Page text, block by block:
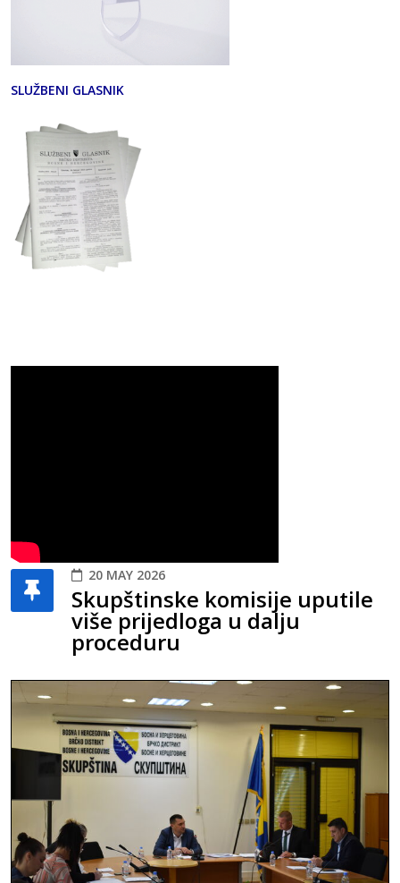
SLUŽBENI GLASNIK
20 MAY 2026
Skupštinske komisije uputile
više prijedloga u dalju
proceduru